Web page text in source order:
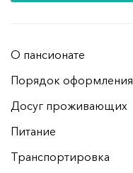
О пансионате
Порядок оформления
Досуг проживающих
Питание
Транспортировка